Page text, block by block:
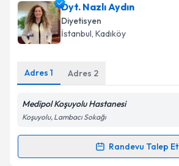
Dyt. Nazlı Aydın
Diyetisyen
İstanbul, Kadıköy
Adres 1 Adres 2
Medipol Koşuyolu Hastanesi
Koşuyolu, Lambacı Sokağı
Randevu Talep Et
Randevu Takvimi Talebi